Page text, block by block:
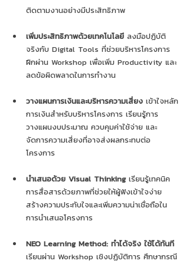
ติดตามงานอย่างมีประสิทธิภาพ
เพิ่มประสิทธิภาพด้วยเทคโนโลยี ลงมือปฏิบัติ
จริงกับ Digital Tools ที่ช่วยบริหารโครงการ
ฝึกผ่าน Workshop เพื่อเพิ่ม Productivity และ
ลดข้อผิดพลาดในการทำงาน
วางแผนการเงินและบริหารความเสี่ยง เข้าใจหลัก
การเงินสำหรับบริหารโครงการ เรียนรู้การ
วางแผนงบประมาณ ควบคุมค่าใช้จ่าย และ
จัดการความเสี่ยงที่อาจส่งผลกระทบต่อ
โครงการ
นำเสนอด้วย Visual Thinking เรียนรู้เทคนิค
การสื่อสารด้วยภาพที่ช่วยให้ผู้ฟังเข้าใจง่าย
สร้างความประทับใจและเพิ่มความน่าเชื่อถือใน
การนำเสนอโครงการ
NEO Learning Method: ทำได้จริง ใช้ได้ทันที
เรียนผ่าน Workshop เชิงปฏิบัติการ ศึกษากรณี